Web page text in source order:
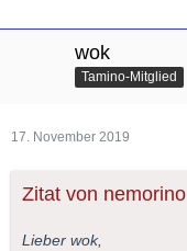
wok
Tamino-Mitglied
17. November 2019
Zitat von nemorino
Lieber wok,